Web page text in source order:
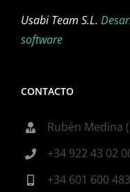
Usabi Team S.L.
software
CONTACTO
Rubén Medina
+34 922 43 02
+34 601 600 483